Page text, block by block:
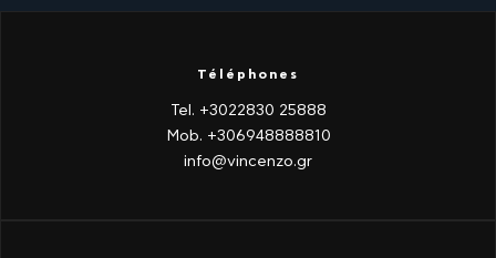
Téléphones
Tel. +3022830 25888
Mob. +306948888810
info@vincenzo.gr